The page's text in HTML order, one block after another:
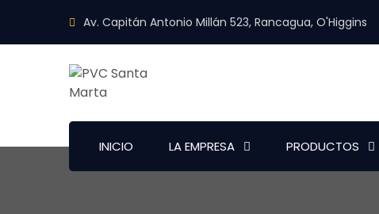
Av. Capitán Antonio Millán 523, Rancagua, O'Higgins
INICIO LA EMPRESA PRODUCTOS